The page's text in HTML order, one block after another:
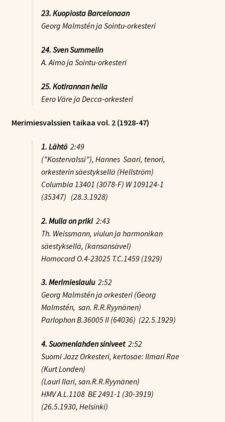
23. Kuopiosta Barcelonaan
Georg Malmstén ja Sointu-orkesteri
24. Sven Summelin
A. Aimo ja Sointu-orkesteri
25. Kotirannan heila
Eero Väre ja Decca-orkesteri
Merimiesvalssien taikaa vol. 2 (1928-47)
1. Lähtö2:49
(”Kostervalssi”), Hannes Saari, tenori,
orkesterin säestyksellä (Hellström)
Columbia 13401 (3078-F) W 109124-1
(35347) (28.3.1928)
2. Mulla on priki2:43
Th. Weissmann, viulun ja harmonikan
säestyksellä, (kansansävel)
Homocord O.4-23025 T.C.1459 (1929)
3. Merimieslaulu2:52
Georg Malmstén ja orkesteri (Georg
Malmstén, san. R.R.Ryynänen)
Parlophon B.36005 II (64036) (22.5.1929)
4. Suomenlahden siniveet2:52
Suomi Jazz Orkesteri, kertosäe: Ilmari Rae
(Kurt Londen)
(Lauri Ilari, san.R.R.Ryynänen)
HMV A.L.1108 BE 2491-1 (30-3919)
(26.5.1930, Helsinki)